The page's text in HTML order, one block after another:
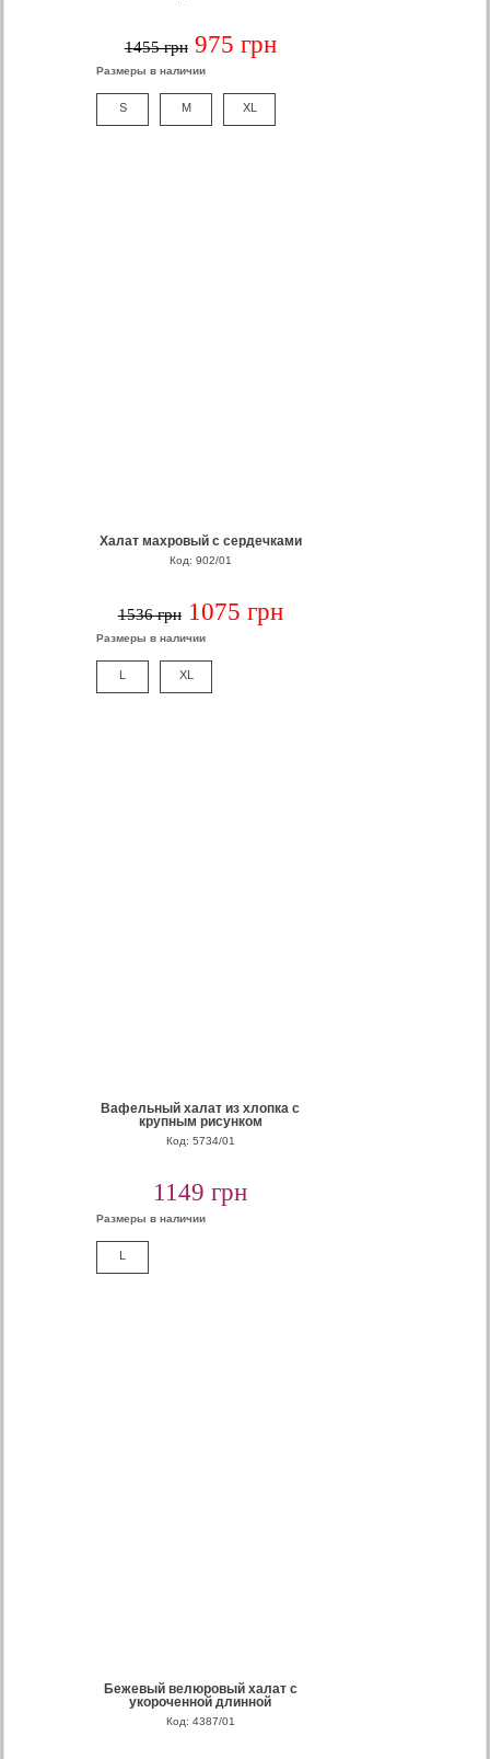
1455 грн 975 грн
Размеры в наличии
S M XL
Халат махровый с сердечками
Код: 902/01
1536 грн 1075 грн
Размеры в наличии
L XL
Вафельный халат из хлопка с
крупным рисунком
Код: 5734/01
1149 грн
Размеры в наличии
L
Бежевый велюровый халат с
укороченной длинной
Код: 4387/01